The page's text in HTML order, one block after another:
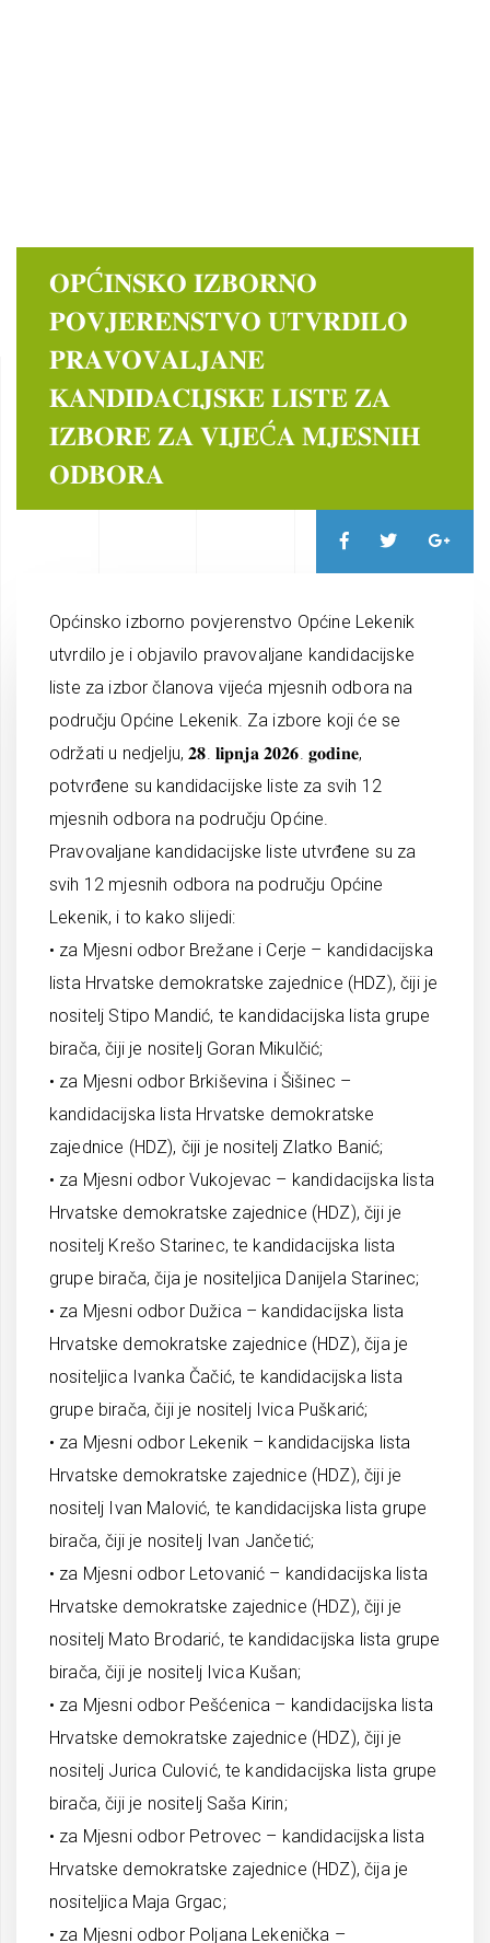
𝐎𝐏Ć𝐈𝐍𝐒𝐊𝐎 𝐈𝐙𝐁𝐎𝐑𝐍𝐎
𝐏𝐎𝐕𝐉𝐄𝐑𝐄𝐍𝐒𝐓𝐕𝐎 𝐔𝐓𝐕𝐑𝐃𝐈𝐋𝐎
𝐏𝐑𝐀𝐕𝐎𝐕𝐀𝐋𝐉𝐀𝐍𝐄
𝐊𝐀𝐍𝐃𝐈𝐃𝐀𝐂𝐈𝐉𝐒𝐊𝐄 𝐋𝐈𝐒𝐓𝐄 𝐙𝐀
𝐈𝐙𝐁𝐎𝐑𝐄 𝐙𝐀 𝐕𝐈𝐉𝐄Ć𝐀 𝐌𝐉𝐄𝐒𝐍𝐈𝐇
𝐎𝐃𝐁𝐎𝐑𝐀
Općinsko izborno povjerenstvo Općine Lekenik
utvrdilo je i objavilo pravovaljane kandidacijske
liste za izbor članova vijeća mjesnih odbora na
području Općine Lekenik. Za izbore koji će se
održati u nedjelju, 𝟐𝟖. 𝐥𝐢𝐩𝐧𝐣𝐚 𝟐𝟎𝟐𝟔. 𝐠𝐨𝐝𝐢𝐧𝐞,
potvrđene su kandidacijske liste za svih 12
mjesnih odbora na području Općine.
Pravovaljane kandidacijske liste utvrđene su za
svih 12 mjesnih odbora na području Općine
Lekenik, i to kako slijedi:
• za Mjesni odbor Brežane i Cerje – kandidacijska
lista Hrvatske demokratske zajednice (HDZ), čiji je
nositelj Stipo Mandić, te kandidacijska lista grupe
birača, čiji je nositelj Goran Mikulčić;
• za Mjesni odbor Brkiševina i Šišinec –
kandidacijska lista Hrvatske demokratske
zajednice (HDZ), čiji je nositelj Zlatko Banić;
• za Mjesni odbor Vukojevac – kandidacijska lista
Hrvatske demokratske zajednice (HDZ), čiji je
nositelj Krešo Starinec, te kandidacijska lista
grupe birača, čija je nositeljica Danijela Starinec;
• za Mjesni odbor Dužica – kandidacijska lista
Hrvatske demokratske zajednice (HDZ), čija je
nositeljica Ivanka Čačić, te kandidacijska lista
grupe birača, čiji je nositelj Ivica Puškarić;
• za Mjesni odbor Lekenik – kandidacijska lista
Hrvatske demokratske zajednice (HDZ), čiji je
nositelj Ivan Malović, te kandidacijska lista grupe
birača, čiji je nositelj Ivan Jančetić;
• za Mjesni odbor Letovanić – kandidacijska lista
Hrvatske demokratske zajednice (HDZ), čiji je
nositelj Mato Brodarić, te kandidacijska lista grupe
birača, čiji je nositelj Ivica Kušan;
• za Mjesni odbor Pešćenica – kandidacijska lista
Hrvatske demokratske zajednice (HDZ), čiji je
nositelj Jurica Culović, te kandidacijska lista grupe
birača, čiji je nositelj Saša Kirin;
• za Mjesni odbor Petrovec – kandidacijska lista
Hrvatske demokratske zajednice (HDZ), čija je
nositeljica Maja Grgac;
• za Mjesni odbor Poljana Lekenička –